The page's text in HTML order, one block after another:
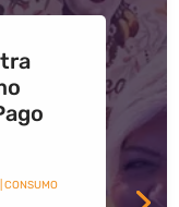
CONSUMO